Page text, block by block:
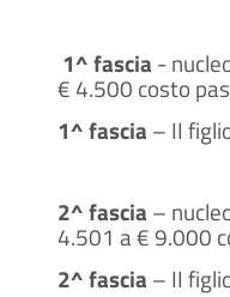
30
giorni
Il
sarà
1^ fascia -
€ 4.500 costo
1^ fascia – II
2^ fascia –
4.501 a € 9.000
2^ fascia – II